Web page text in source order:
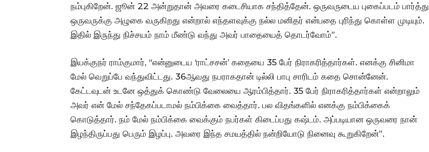
நம்புகிறேன். ஜூன் 22 அன்றுதான் அவரை கடைசியாக சந்தித்தேன். ஒருவருடைய புகைப்படம் பார்த்து
ஒருவருக்கு அழுகை வருகிறது என்றால் எந்தளவுக்கு நல்ல மனிதர் என்பதை புரிந்து கொள்ள முடியும்.
இதில் இருந்து நிச்சயம் நாம் மீண்டு வந்து அவர் பாதையைத் தொடர்வோம்”.
இயக்குநர் ராம்குமார், “என்னுடைய ‘ராட்சசன்’ கதையை 35 பேர் நிராகரித்தார்கள். எனக்கு சினிமா
மேல் வெறுப்பே வந்துவிட்டது. 36ஆவது நபராகதான் டில்லி பாபு சாரிடம் கதை சொன்னேன்.
கேட்டவுடன் உடனே ஒத்துக் கொண்டு வேலையை ஆரம்பித்தார். 35 பேர் நிராகரித்தார்கள் என்றாலும்
அவர் என் மேல் சந்தேகப்படாமல் நம்பிக்கை வைத்தார். பல விதங்களில் எனக்கு நம்பிக்கைக்
கொடுத்தார். நம் மேல் நம்பிக்கை வைக்கும் நபர்கள் கிடைப்பது கஷ்டம். அப்படியான ஒருவரை நான்
இழந்திருப்பது பெரும் இழப்பு. அவரை இந்த சமயத்தில் நன்றியோடு நினைவு கூறுகிறேன்”.